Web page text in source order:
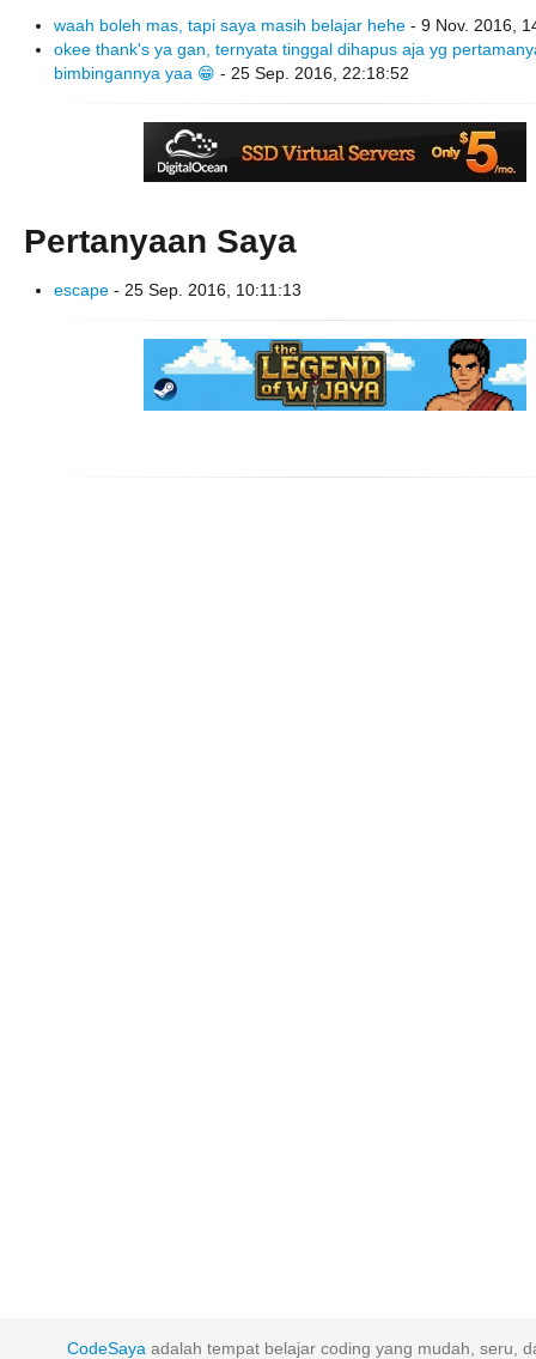
waah boleh mas, tapi saya masih belajar hehe - 9 Nov. 2016,
okee thank's ya gan, ternyata tinggal dihapus aja yg
bimbingannya yaa 😁 - 25 Sep. 2016, 22:18:52
Pertanyaan Saya
escape - 25 Sep. 2016, 10:11:13
CodeSaya adalah tempat belajar coding yang mudah, seru,